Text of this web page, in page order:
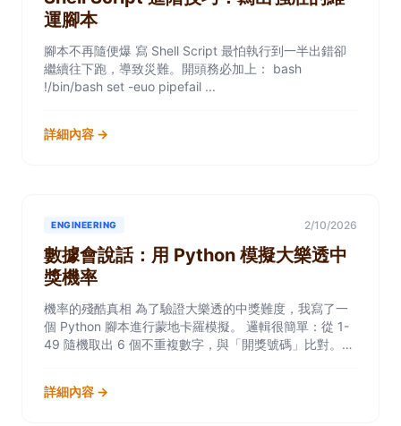
運腳本
腳本不再隨便爆 寫 Shell Script 最怕執行到一半出錯卻
繼續往下跑，導致災難。開頭務必加上： bash
!/bin/bash set -euo pipefail ...
詳細內容 →
ENGINEERING 2/10/2026
數據會說話：用 Python 模擬大樂透中
獎機率
機率的殘酷真相 為了驗證大樂透的中獎難度，我寫了一
個 Python 腳本進行蒙地卡羅模擬。 邏輯很簡單：從 1-
49 隨機取出 6 個不重複數字，與「開獎號碼」比對。模
詳細內容 →